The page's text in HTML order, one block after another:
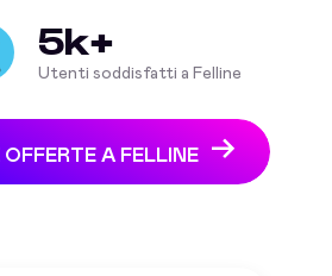
5k+
Utenti soddisfatti a Felline
A FELLINE